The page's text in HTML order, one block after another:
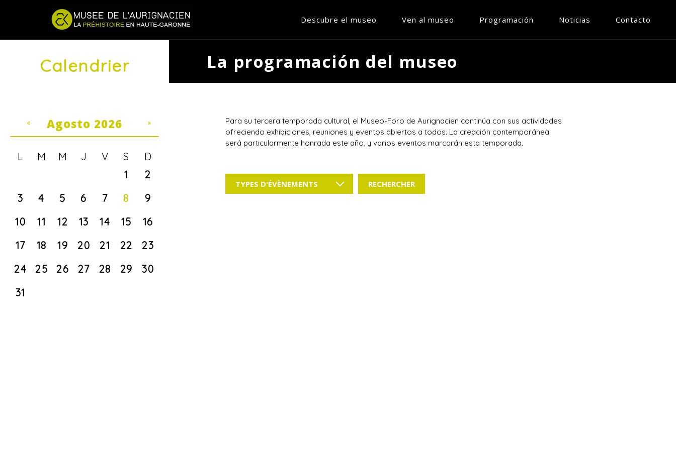
Descubre el museo Ven al museo Programación Noticias Contacto
Calendrier
Agosto 2026
« »
L M M J V S
D
1
2
3
4 5 6 7 8
9
10
11 12 13 14 15
16
17
18 19 20 21 22
23
24
25 26 27 28 29
30
31
La programación del museo
Para su tercera temporada cultural, el Museo-Foro de Aurignacien continúa con sus actividades
ofreciendo exhibiciones, reuniones y eventos abiertos a todos. La creación contemporánea
será particularmente honrada este año, y varios eventos marcarán esta temporada.
TYPES D'ÉVÈNEMENTS